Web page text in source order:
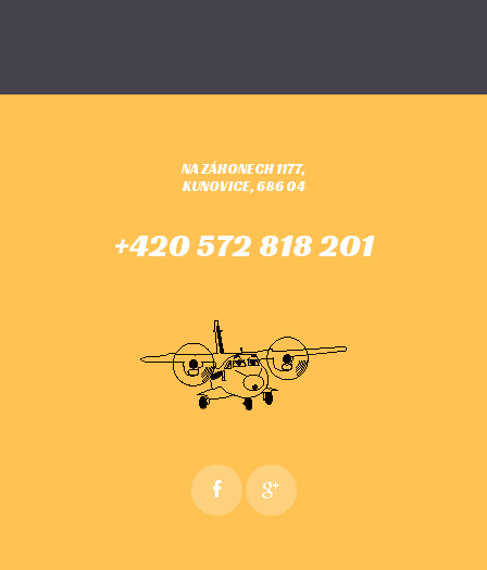
NA ZÁHONECH 1177,
KUNOVICE, 686 04
+420 572 818 201